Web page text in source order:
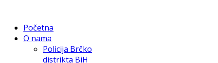
Početna
O nama
Policija Brčko
distrikta BiH